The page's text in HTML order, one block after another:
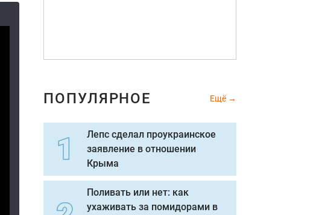
ПОПУЛЯРНОЕ Ещё
Лепс сделал проукраинское
заявление в отношении
Крыма
Поливать или нет: как
ухаживать за помидорами в